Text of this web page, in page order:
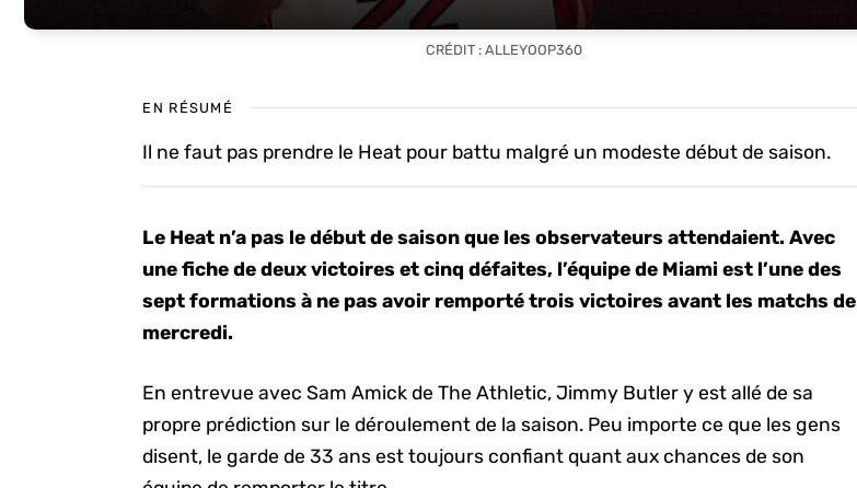
CRÉDIT : ALLEYOOP360
EN RÉSUMÉ
Il ne faut pas prendre le Heat pour battu malgré un modeste début de saison.
Le Heat n’a pas le début de saison que les observateurs attendaient. Avec
une fiche de deux victoires et cinq défaites, l’équipe de Miami est l’une des
sept formations à ne pas avoir remporté trois victoires avant les matchs de
mercredi.
En entrevue avec Sam Amick de The Athletic, Jimmy Butler y est allé de sa
propre prédiction sur le déroulement de la saison. Peu importe ce que les gens
disent, le garde de 33 ans est toujours confiant quant aux chances de son